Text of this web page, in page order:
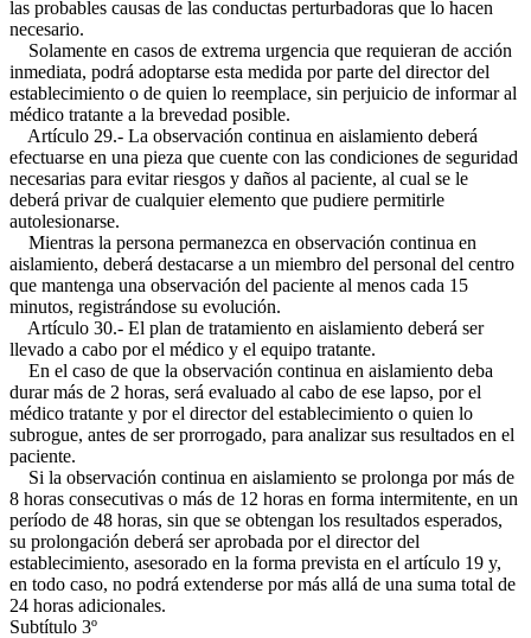
las probables causas de las conductas perturbadoras que lo hacen
necesario.
Solamente en casos de extrema urgencia que requieran de acción
inmediata, podrá adoptarse esta medida por parte del director del
establecimiento o de quien lo reemplace, sin perjuicio de informar al
médico tratante a la brevedad posible.
Artículo 29.- La observación continua en aislamiento deberá
efectuarse en una pieza que cuente con las condiciones de seguridad
necesarias para evitar riesgos y daños al paciente, al cual se le
deberá privar de cualquier elemento que pudiere permitirle
autolesionarse.
Mientras la persona permanezca en observación continua en
aislamiento, deberá destacarse a un miembro del personal del centro
que mantenga una observación del paciente al menos cada 15
minutos, registrándose su evolución.
Artículo 30.- El plan de tratamiento en aislamiento deberá ser
llevado a cabo por el médico y el equipo tratante.
En el caso de que la observación continua en aislamiento deba
durar más de 2 horas, será evaluado al cabo de ese lapso, por el
médico tratante y por el director del establecimiento o quien lo
subrogue, antes de ser prorrogado, para analizar sus resultados en el
paciente.
Si la observación continua en aislamiento se prolonga por más de
8 horas consecutivas o más de 12 horas en forma intermitente, en un
período de 48 horas, sin que se obtengan los resultados esperados,
su prolongación deberá ser aprobada por el director del
establecimiento, asesorado en la forma prevista en el artículo 19 y,
en todo caso, no podrá extenderse por más allá de una suma total de
24 horas adicionales.
Subtítulo 3º